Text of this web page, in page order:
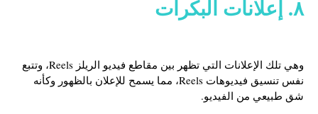
وهي تلك الإعلانات التي تظهر بين مقاطع فيديو الريلز Reels، وتتبع
نفس تنسيق فيديوهات Reels، مما يسمح للإعلان بالظهور وكأنه
شق طبيعي من الفيديو.